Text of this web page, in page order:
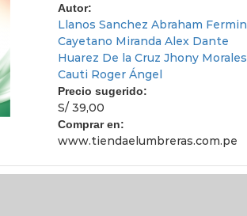
Autor:
Llanos Sanchez Abraham Fermin
Cayetano Miranda Alex Dante
Huarez De la Cruz Jhony Morales
Cauti Roger Ángel
Precio sugerido:
S/ 39,00
Comprar en:
www.tiendaelumbreras.com.pe